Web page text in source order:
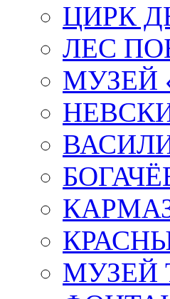
ЦИРК
ЛЕС
МУЗЕЙ
МУЗЕЙ